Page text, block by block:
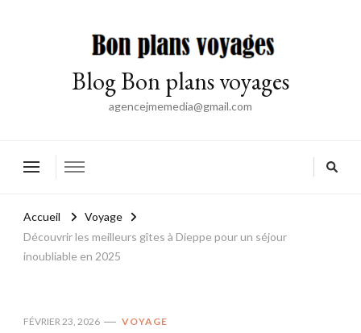
Blog Bon plans voyages
agencejmemedia@gmail.com
Accueil
Voyage
Découvrir les meilleurs gîtes à Dieppe pour un séjour
inoubliable en 2025
FÉVRIER 23, 2026 VOYAGE